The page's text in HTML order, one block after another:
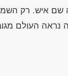
איש. רק השמש